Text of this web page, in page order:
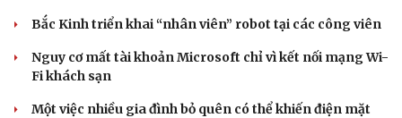
Bắc Kinh triển khai “nhân viên” robot tại các công viên
Nguy cơ mất tài khoản Microsoft chỉ vì kết nối mạng Wi-
Fi khách sạn
Một việc nhiều gia đình bỏ quên có thể khiến điện mặt